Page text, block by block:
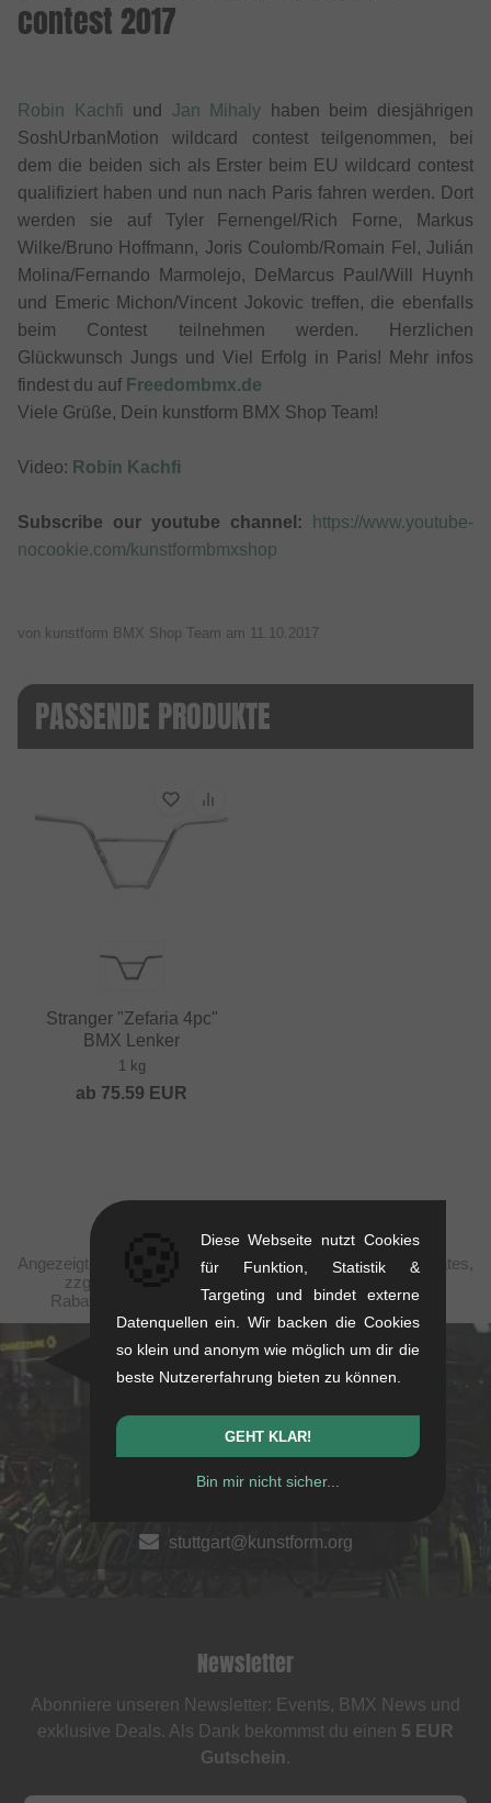
contest 2017
Robin Kachfi und Jan Mihaly haben beim diesjährigen
SoshUrbanMotion wildcard contest teilgenommen, bei
dem die beiden sich als Erster beim EU wildcard contest
qualifiziert haben und nun nach Paris fahren werden. Dort
werden sie auf Tyler Fernengel/Rich Forne, Markus
Wilke/Bruno Hoffmann, Joris Coulomb/Romain Fel, Julián
Molina/Fernando Marmolejo, DeMarcus Paul/Will Huynh
und Emeric Michon/Vincent Jokovic treffen, die ebenfalls
beim Contest teilnehmen werden. Herzlichen
Glückwunsch Jungs und Viel Erfolg in Paris! Mehr infos
findest du auf Freedombmx.de
Viele Grüße, Dein kunstform BMX Shop Team!
Video: Robin Kachfi
Subscribe our youtube channel:
https://www.youtube-
nocookie.com/kunstformbmxshop
von kunstform BMX Shop Team am 11.10.2017
PASSENDE PRODUKTE
Stranger "Zefaria 4pc"
BMX Lenker
1 kg
ab 75.59 EUR
Angezeigte Preise verstehen sich steuerfrei nach United States,
zzgl. Versandkosten. Durchgestrichene Preise (bei
Rabattierungen) entsprechen der UVP des Herstellers.
kunstform Stuttgart
Rotebühlstr. 63, 70178 Stuttgart
Sa: 11-16
stuttgart@kunstform.org
Newsletter
Abonniere unseren Newsletter: Events, BMX News und
exklusive Deals. Als Dank bekommst du einen 5 EUR
Gutschein.
Diese Webseite nutzt Cookies
für Funktion, Statistik &
Targeting und bindet externe
Datenquellen ein. Wir backen die Cookies
so klein und anonym wie möglich um dir die
beste Nutzererfahrung bieten zu können.
GEHT KLAR!
Bin mir nicht sicher...